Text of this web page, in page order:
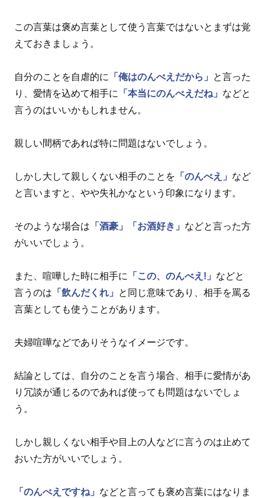
この言葉は褒め言葉として使う言葉ではないとまずは覚
えておきましょう。
自分のことを自虐的に 「俺はのんべえだから」
と言った
り、愛情を込めて相手に
「本当にのんべえだね」 などと
言うのはいいかもしれません。
親しい間柄であれば特に問題はないでしょう。
しかし大して親しくない相手のことを 「のんべえ」 など
と言いますと、やや失礼かなという印象になります。
そのような場合は 「酒豪」 「お酒好き」 などと言った方
がいいでしょう。
また、喧嘩した時に相手に 「この、のんべえ!」 などと
言うのは 「飲んだくれ」
と同じ意味であり、相手を罵る
言葉としても使うことがあります。
夫婦喧嘩などでありそうなイメージです。
結論としては、自分のことを言う場合、相手に愛情があ
り冗談が通じるのであれば使っても問題はないでしょ
う。
しかし親しくない相手や目上の人などに言うのは止めて
おいた方がいいでしょう。
「のんべえですね」 などと言っても褒め言葉にはなりま